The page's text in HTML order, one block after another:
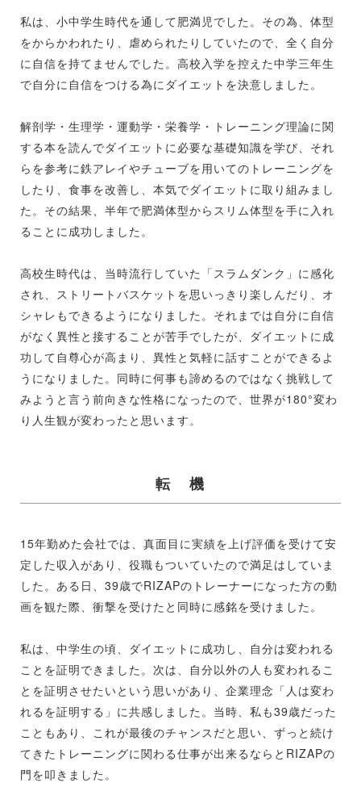
私は、小中学生時代を通して肥満児でした。その為、体型
をからかわれたり、虐められたりしていたので、全く自分
に自信を持てませんでした。高校入学を控えた中学三年生
で自分に自信をつける為にダイエットを決意しました。
解剖学・生理学・運動学・栄養学・トレーニング理論に関
する本を読んでダイエットに必要な基礎知識を学び、それ
らを参考に鉄アレイやチューブを用いてのトレーニングを
したり、食事を改善し、本気でダイエットに取り組みまし
た。その結果、半年で肥満体型からスリム体型を手に入れ
ることに成功しました。
高校生時代は、当時流行していた「スラムダンク」に感化
され、ストリートバスケットを思いっきり楽しんだり、オ
シャレもできるようになりました。それまでは自分に自信
がなく異性と接することが苦手でしたが、ダイエットに成
功して自尊心が高まり、異性と気軽に話すことができるよ
うになりました。同時に何事も諦めるのではなく挑戦して
みようと言う前向きな性格になったので、世界が180°変わ
り人生観が変わったと思います。
転 機
15年勤めた会社では、真面目に実績を上げ評価を受けて安
定した収入があり、役職もついていたので満足はしていま
した。ある日、39歳でRIZAPのトレーナーになった方の動
画を観た際、衝撃を受けたと同時に感銘を受けました。
私は、中学生の頃、ダイエットに成功し、自分は変われる
ことを証明できました。次は、自分以外の人も変われるこ
とを証明させたいという思いがあり、企業理念「人は変わ
れるを証明する」に共感しました。当時、私も39歳だった
こともあり、これが最後のチャンスだと思い、ずっと続け
てきたトレーニングに関わる仕事が出来るならとRIZAPの
門を叩きました。